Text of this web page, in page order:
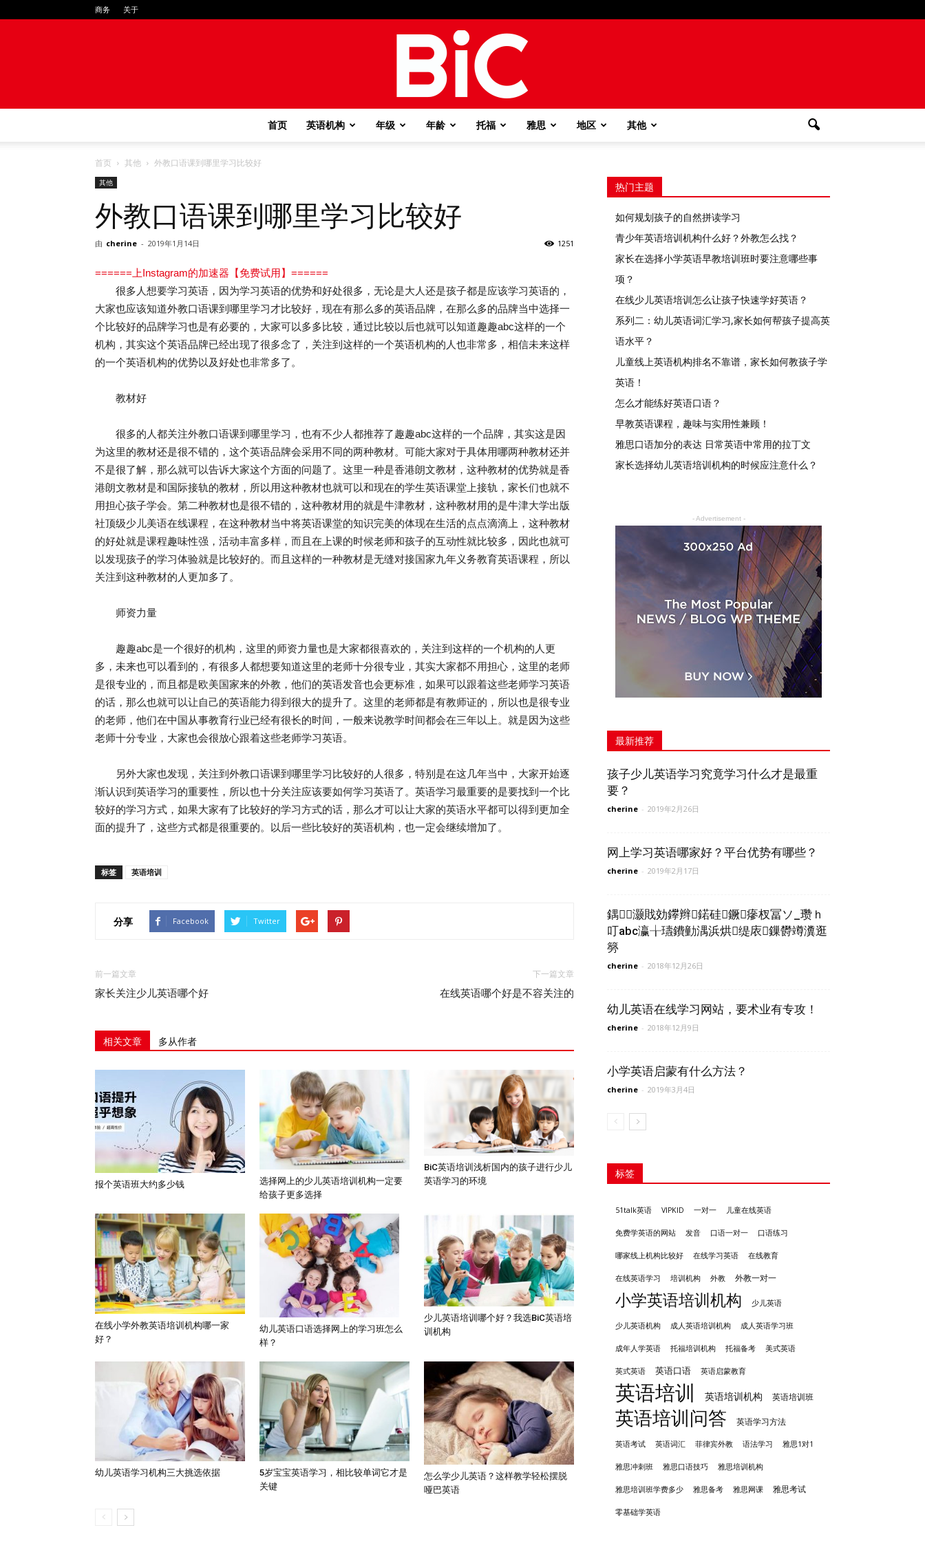
商务 关于
首页 英语机构 年级 年龄 托福 雅思 地区 其他
首页 其他 外教口语课到哪里学习比较好
其他
外教口语课到哪里学习比较好
由 cherine - 2019年1月14日 1251
======上Instagram的加速器【免费试用】======
很多人想要学习英语，因为学习英语的优势和好处很多，无论是大人还是孩子都是应该学习英语的，
大家也应该知道外教口语课到哪里学习才比较好，现在有那么多的英语品牌，在那么多的品牌当中选择一
个比较好的品牌学习也是有必要的，大家可以多多比较，通过比较以后也就可以知道趣趣abc这样的一个
机构，其实这个英语品牌已经出现了很多念了，关注到这样的一个英语机构的人也非常多，相信未来这样
的一个英语机构的优势以及好处也非常多了。
教材好
很多的人都关注外教口语课到哪里学习，也有不少人都推荐了趣趣abc这样的一个品牌，其实这是因
为这里的教材还是很不错的，这个英语品牌会采用不同的两种教材。可能大家对于具体用哪两种教材还并
不是很了解，那么就可以告诉大家这个方面的问题了。这里一种是香港朗文教材，这种教材的优势就是香
港朗文教材是和国际接轨的教材，所以用这种教材也就可以和现在的学生英语课堂上接轨，家长们也就不
用担心孩子学会。第二种教材也是很不错的，这种教材用的就是牛津教材，这种教材用的是牛津大学出版
社顶级少儿美语在线课程，在这种教材当中将英语课堂的知识完美的体现在生活的点点滴滴上，这种教材
的好处就是课程趣味性强，活动丰富多样，而且在上课的时候老师和孩子的互动性就比较多，因此也就可
以发现孩子的学习体验就是比较好的。而且这样的一种教材是无缝对接国家九年义务教育英语课程，所以
关注到这种教材的人更加多了。
师资力量
趣趣abc是一个很好的机构，这里的师资力量也是大家都很喜欢的，关注到这样的一个机构的人更
多，未来也可以看到的，有很多人都想要知道这里的老师十分很专业，其实大家都不用担心，这里的老师
是很专业的，而且都是欧美国家来的外教，他们的英语发音也会更标准，如果可以跟着这些老师学习英语
的话，那么也就可以让自己的英语能力得到很大的提升了。这里的老师都是有教师证的，所以也是很专业
的老师，他们在中国从事教育行业已经有很长的时间，一般来说教学时间都会在三年以上。就是因为这些
老师十分专业，大家也会很放心跟着这些老师学习英语。
另外大家也发现，关注到外教口语课到哪里学习比较好的人很多，特别是在这几年当中，大家开始逐
渐认识到英语学习的重要性，所以也十分关注应该要如何学习英语了。英语学习最重要的是要找到一个比
较好的学习方式，如果大家有了比较好的学习方式的话，那么才可以让大家的英语水平都可以得到更加全
面的提升了，这些方式都是很重要的。以后一些比较好的英语机构，也一定会继续增加了。
标签 英语培训
分享 Facebook Twitter
前一篇文章
家长关注少儿英语哪个好
下一篇文章
在线英语哪个好是不容关注的
相关文章 多从作者
报个英语班大约多少钱
选择网上的少儿英语培训机构一定要
给孩子更多选择
BiC英语培训浅析国内的孩子进行少儿
英语学习的环境
在线小学外教英语培训机构哪一家
好？
幼儿英语口语选择网上的学习班怎么
样？
少儿英语培训哪个好？我选BiC英语培
训机构
幼儿英语学习机构三大挑选依据
5岁宝宝英语学习，相比较单词它才是
关键
怎么学少儿英语？这样教学轻松摆脱
哑巴英语
热门主题
如何规划孩子的自然拼读学习
青少年英语培训机构什么好？外教怎么找？
家长在选择小学英语早教培训班时要注意哪些事
项？
在线少儿英语培训怎么让孩子快速学好英语？
系列二：幼儿英语词汇学习,家长如何帮孩子提高英
语水平？
儿童线上英语机构排名不靠谱，家长如何教孩子学
英语！
怎么才能练好英语口语？
早教英语课程，趣味与实用性兼顾！
雅思口语加分的表达 日常英语中常用的拉丁文
家长选择幼儿英语培训机构的时候应注意什么？
- Advertisement -
最新推荐
孩子少儿英语学习究竟学习什么才是最重
要？
cherine - 2019年2月26日
网上学习英语哪家好？平台优势有哪些？
cherine - 2019年2月17日
鍝灏戝効鑻辫鍩硅鐝瘮杈冨ソ_瓒ｈ
叮abc瀛╁瓙鐨勭湡浜烘缇庡鏁欎竴瀵逛
簩
cherine - 2018年12月26日
幼儿英语在线学习网站，要术业有专攻！
cherine - 2018年12月9日
小学英语启蒙有什么方法？
cherine - 2019年3月4日
标签
51talk英语 VIPKID 一对一 儿童在线英语
免费学英语的网站 发音 口语一对一 口语练习
哪家线上机构比较好 在线学习英语 在线教育
在线英语学习 培训机构 外教 外教一对一
小学英语培训机构 少儿英语
少儿英语机构 成人英语培训机构 成人英语学习班
成年人学英语 托福培训机构 托福备考 美式英语
英式英语 英语口语 英语启蒙教育
英语培训 英语培训机构 英语培训班
英语培训问答 英语学习方法
英语考试 英语词汇 菲律宾外教 语法学习 雅思1对1
雅思冲刺班 雅思口语技巧 雅思培训机构
雅思培训班学费多少 雅思备考 雅思网课 雅思考试
零基础学英语